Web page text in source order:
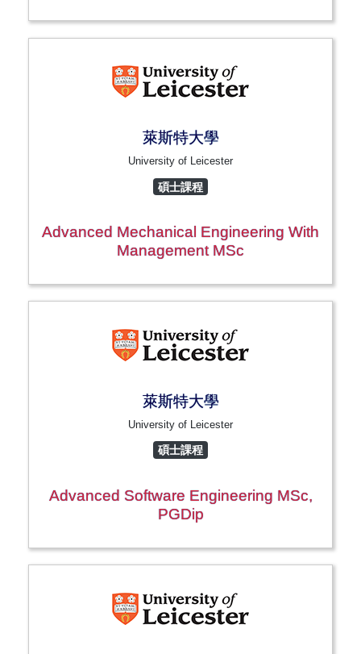
萊斯特大學
University of Leicester
碩士課程
Advanced Mechanical Engineering With
Management MSc
萊斯特大學
University of Leicester
碩士課程
Advanced Software Engineering MSc,
PGDip